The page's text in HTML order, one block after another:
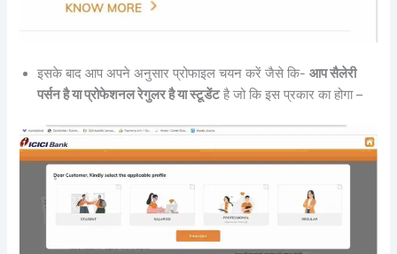
इसके बाद आप अपने अनुसार प्रोफाइल चयन करें जैसे कि-आप सैलेरी
पर्सन है या प्रोफेशनल रेगुलर है या स्टूडेंटहै जो कि इस प्रकार का होगा –